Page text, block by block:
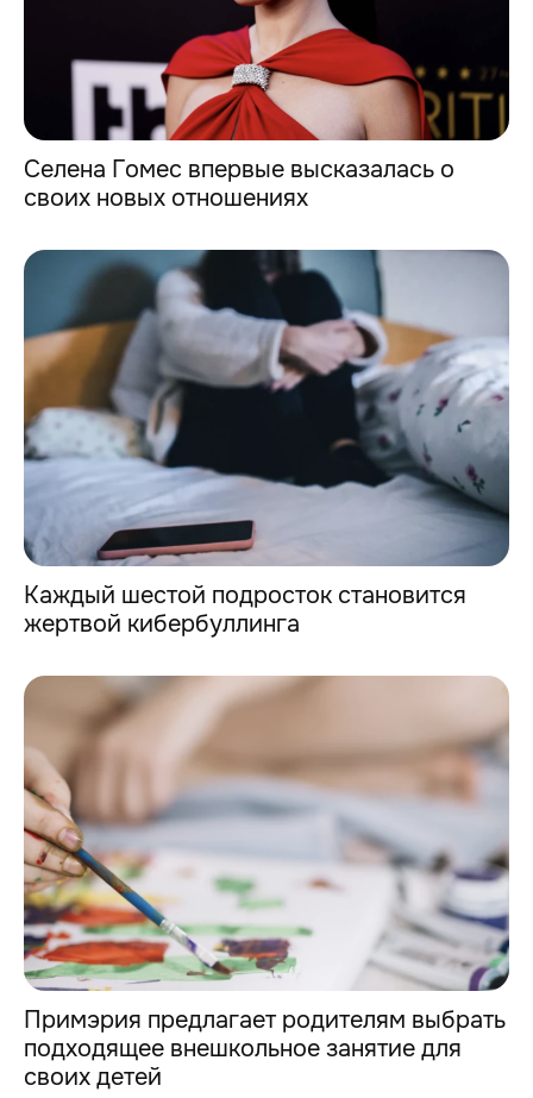
Селена Гомес впервые высказалась о
своих новых отношениях
Каждый шестой подросток становится
жертвой кибербуллинга
Примэрия предлагает родителям выбрать
подходящее внешкольное занятие для
своих детей